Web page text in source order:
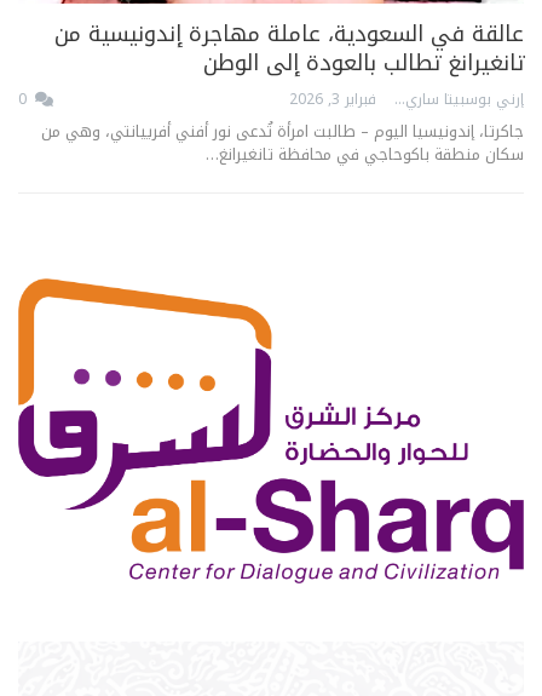
عالقة في السعودية، عاملة مهاجرة إندونيسية من
تانغيرانغ تطالب بالعودة إلى الوطن
إرني بوسبيتا ساري فبراير 3, 2026
جاكرتا، إندونيسيا اليوم – طالبت امرأة تُدعى نور أفني أفرييانتي، وهي من
سكان منطقة باكوحاجي في محافظة تانغيرانغ…